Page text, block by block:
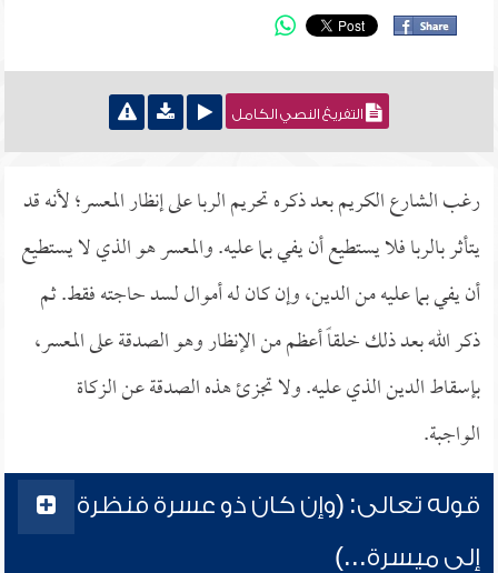
التفريغ النصي الكامل
رغب الشارع الكريم بعد ذكره تحريم الربا على إنظار المعسر؛ لأنه قد
يتأثر بالربا فلا يستطيع أن يفي بما عليه. والمعسر هو الذي لا يستطيع
أن يفي بما عليه من الدين، وإن كان له أموال لسد حاجته فقط. ثم
ذكر الله بعد ذلك خلقاً أعظم من الإنظار وهو الصدقة على المعسر،
بإسقاط الدين الذي عليه. ولا تجزئ هذه الصدقة عن الزكاة
الواجبة.
قوله تعالى: (وإن كان ذو عسرة فنظرة
إلى ميسرة...)